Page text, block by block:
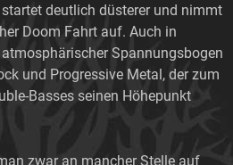
deutlich düsterer und nimmt
Doom Fahrt auf. Auch in
Spannungsbogen
und Progressive Metal, der zum
Basses seinen Höhepunkt
zwar an mancher Stelle auf